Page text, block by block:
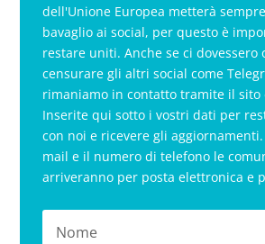
dell'Unione Europea metterà
bavaglio ai social, per questo è
restare uniti. Anche se ci dovessero
censurare gli altri social come
rimaniamo in contatto tramite il sito
Inserite qui sotto i vostri dati per
con noi e ricevere gli
mail e il numero di telefono le
arriveranno per posta elettronica e